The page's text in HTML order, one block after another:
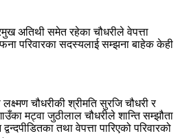
अतिथी समेत रहेका चौधरीले वेपत्ता
परिवारका सदस्यलाई सम्झना बाहेक केही
लक्ष्मण चौधरीकी श्रीमति सुरजि चौधरी र
मट्वा जुठीलाल चौधरीले शान्ति सम्झौता
तथा वेपत्ता पारिएको परिवारको